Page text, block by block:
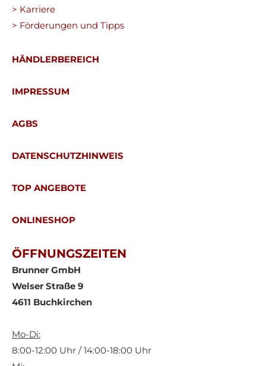
> Karriere
> Förderungen und Tipps
HÄNDLERBEREICH
IMPRESSUM
AGBS
DATENSCHUTZHINWEIS
TOP ANGEBOTE
ONLINESHOP
ÖFFNUNGSZEITEN
Brunner GmbH
Welser Straße 9
4611 Buchkirchen
Mo-Di:
8:00-12:00 Uhr / 14:00-18:00 Uhr